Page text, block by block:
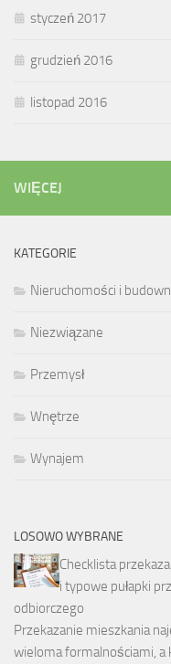
styczeń 2017
grudzień 2016
listopad 2016
WIĘCEJ
KATEGORIE
Nieruchomości i
Niezwiązane
Przemysł
Wnętrze
Wynajem
LOSOWO WYBRANE
Checklista
i typowe pułapki
odbiorczego
Przekazanie mieszkania
wieloma formalnościami,